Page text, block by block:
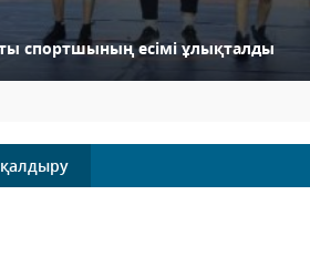
спортшының есімі ұлықталды
қалдыру